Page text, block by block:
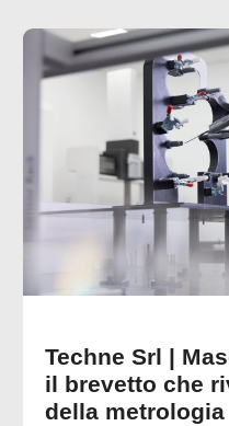
Techne Srl |
il brevetto che
della metrologia